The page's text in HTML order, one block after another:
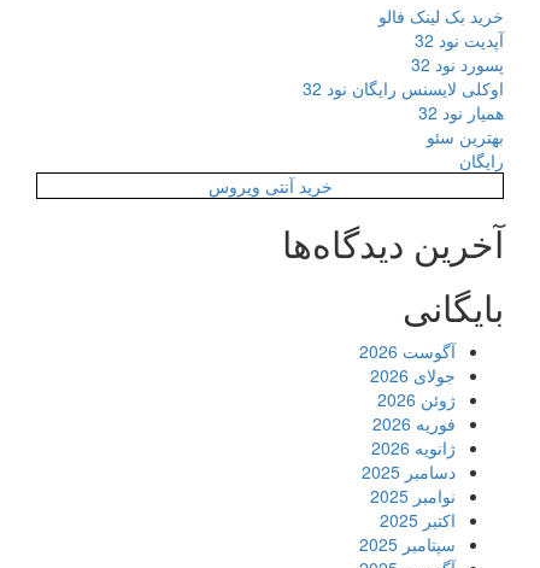
خرید بک لینک فالو
آپدیت نود 32
پسورد نود 32
اوکلی لایسنس رایگان نود 32
همیار نود 32
بهترین سئو
رایگان
خرید آنتی ویروس
آخرین دیدگاه‌ها
بایگانی
آگوست 2026
جولای 2026
ژوئن 2026
فوریه 2026
ژانویه 2026
دسامبر 2025
نوامبر 2025
اکتبر 2025
سپتامبر 2025